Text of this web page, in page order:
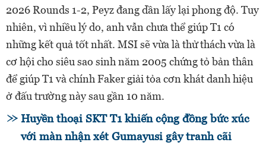
2026 Rounds 1-2, Peyz đang dần lấy lại phong độ. Tuy
nhiên, vì nhiều lý do, anh vẫn chưa thể giúp T1 có
những kết quả tốt nhất. MSI sẽ vừa là thử thách vừa là
cơ hội cho siêu sao sinh năm 2005 chứng tỏ bản thân
để giúp T1 và chính Faker giải tỏa cơn khát danh hiệu
ở đấu trường này sau gần 10 năm.
Huyền thoại SKT T1 khiến cộng đồng bức xúc
với màn nhận xét Gumayusi gây tranh cãi